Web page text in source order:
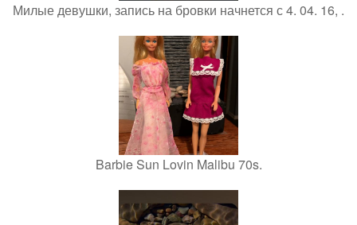
Милые девушки, запись на бровки начнется с 4. 04. 16, .
Barbie Sun Lovin Malibu 70s.